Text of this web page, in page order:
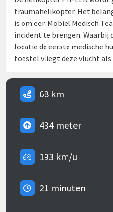
traumahelikopter. Het
is om een Mobiel Medisch
incident te brengen. Waarbij
locatie de eerste medische
toestel vliegt deze vlucht als
68 km
434 meter
193 km/u
21 minuten